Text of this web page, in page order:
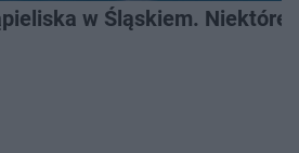
w Śląskiem. Niektóre